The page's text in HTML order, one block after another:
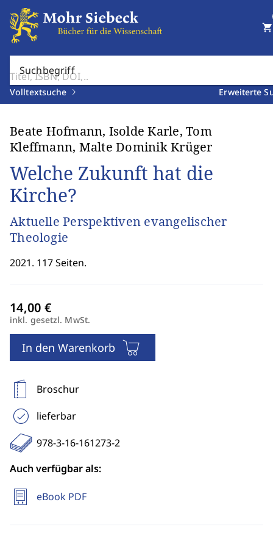
Suchbegriff
Volltextsuche Erweiterte
shopping_cart
Beate Hofmann, Isolde Karle, Tom
Kleffmann, Malte Dominik Krüger
Welche Zukunft hat die
Kirche?
Aktuelle Perspektiven evangelischer
Theologie
2021. 117 Seiten.
inkl. gesetzl. MwSt.
In den Warenkorb
Broschur
lieferbar
978-3-16-161273-2
Auch verfügbar als:
eBook PDF